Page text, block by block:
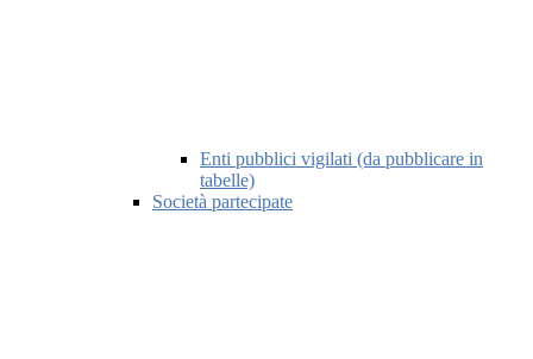
Enti pubblici vigilati (da pubblicare in
tabelle)
Società partecipate